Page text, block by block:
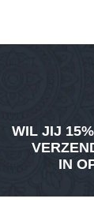
WIL JIJ
IN